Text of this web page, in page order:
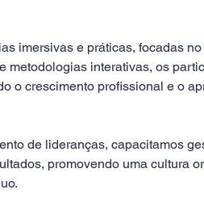
imersivas e práticas, focadas
metodologias interativas, os
o crescimento profissional e o
de lideranças, capacitamos
promovendo uma cultura